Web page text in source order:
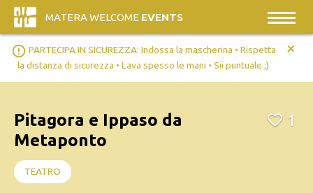
MATERA WELCOME EVENTS
error_outline PARTECIPA IN SICUREZZA: Indossa la mascherina • Rispetta
la distanza di sicurezza • Lava spesso le mani • Sii puntuale ;)
+
Pitagora e Ippaso da
Metaponto
1
TEATRO